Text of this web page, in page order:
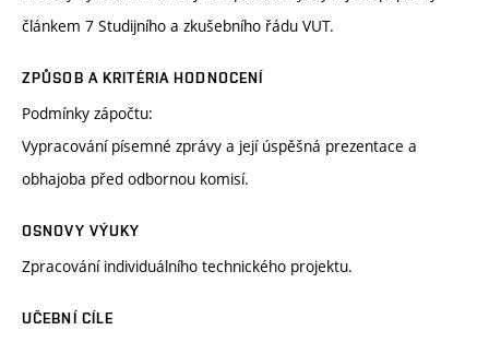
článkem 7 Studijního a zkušebního řádu VUT.
ZPŮSOB A KRITÉRIA HODNOCENÍ
Podmínky zápočtu:
Vypracování písemné zprávy a její úspěšná prezentace a
obhajoba před odbornou komisí.
OSNOVY VÝUKY
Zpracování individuálního technického projektu.
UČEBNÍ CÍLE